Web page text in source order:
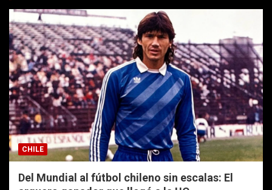
CHILE
Del Mundial al fútbol chileno sin escalas: El